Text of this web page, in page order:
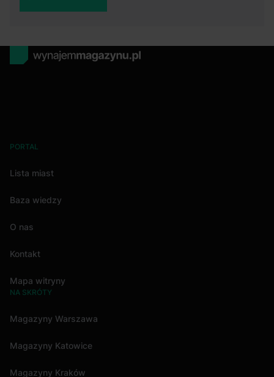
PORTAL
Lista miast
Baza wiedzy
O nas
Kontakt
Mapa witryny
NA SKRÓTY
Magazyny Warszawa
Magazyny Katowice
Magazyny Kraków